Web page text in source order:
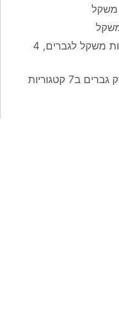
האבקות חופשית – 7 קטגוריות משקל לגברים, 4
האבקות בסגנון יווני רומי – רק גברים ב7 קטגוריות